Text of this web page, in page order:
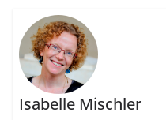
Isabelle Mischler